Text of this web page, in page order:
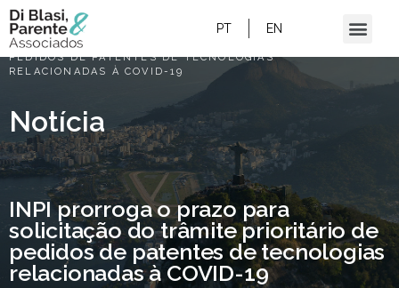
PT EN
HOME/
INPI PRORROGA O PRAZO PARA
SOLICITAÇÃO DO TRÂMITE PRIORITÁRIO DE
PEDIDOS DE PATENTES DE TECNOLOGIAS
RELACIONADAS À COVID-19
Notícia
INPI prorroga o prazo para
solicitação do trâmite prioritário de
pedidos de patentes de tecnologias
relacionadas à COVID-19